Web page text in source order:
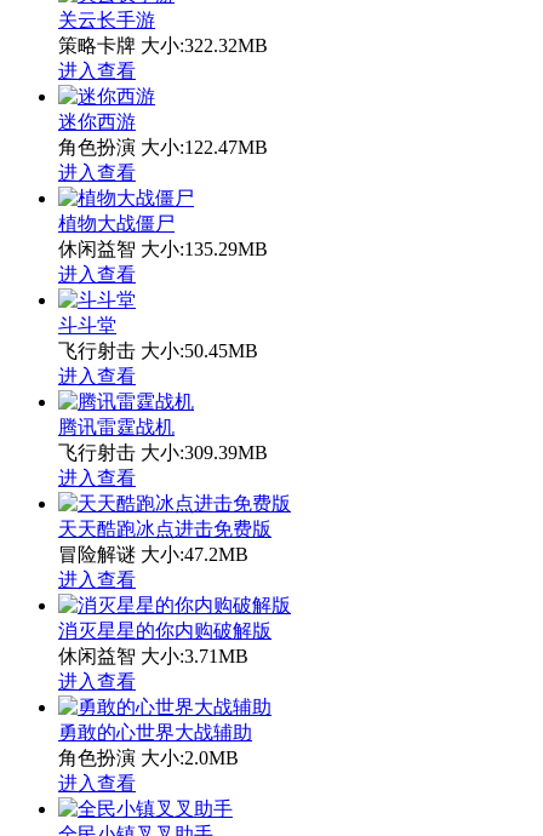
关云长手游
策略卡牌 大小:322.32MB
进入查看
迷你西游
角色扮演 大小:122.47MB
进入查看
植物大战僵尸
休闲益智 大小:135.29MB
进入查看
斗斗堂
飞行射击 大小:50.45MB
进入查看
腾讯雷霆战机
飞行射击 大小:309.39MB
进入查看
天天酷跑冰点进击免费版
冒险解谜 大小:47.2MB
进入查看
消灭星星的你内购破解版
休闲益智 大小:3.71MB
进入查看
勇敢的心世界大战辅助
角色扮演 大小:2.0MB
进入查看